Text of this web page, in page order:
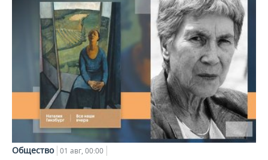
Общество 01 авг, 00:00